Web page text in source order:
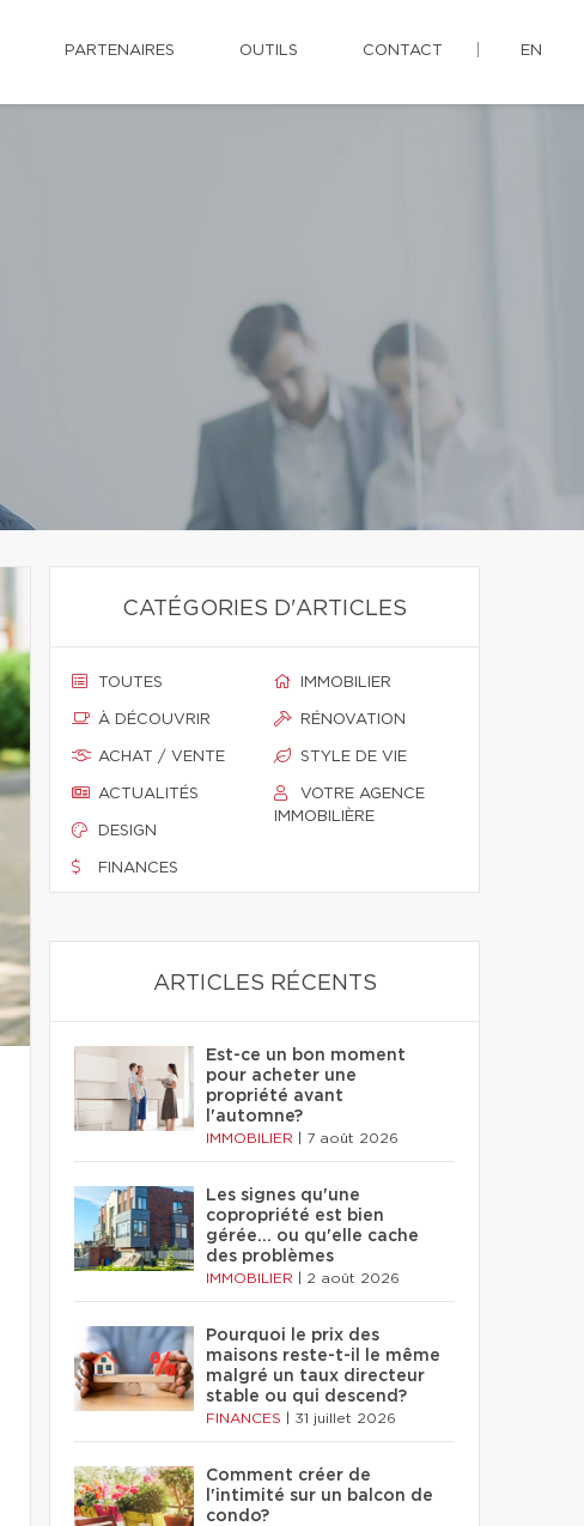
PARTENAIRES OUTILS CONTACT EN
CATÉGORIES D'ARTICLES
TOUTES
À DÉCOUVRIR
ACHAT / VENTE
ACTUALITÉS
DESIGN
FINANCES
IMMOBILIER
RÉNOVATION
STYLE DE VIE
IMMOBILIÈRE
ARTICLES RÉCENTS
Est-ce un bon moment
pour acheter une
propriété avant
l'automne?
IMMOBILIER 7 août 2026
Les signes qu'une
copropriété est bien
gérée… ou qu'elle cache
des problèmes
IMMOBILIER 2 août 2026
Pourquoi le prix des
maisons reste-t-il le même
malgré un taux directeur
stable ou qui descend?
FINANCES 31 juillet 2026
Comment créer de
l'intimité sur un balcon de
condo?